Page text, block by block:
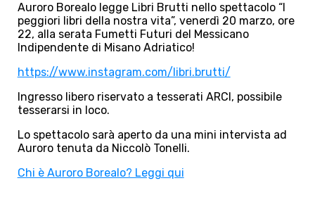
Auroro Borealo legge Libri Brutti nello spettacolo “I
peggiori libri della nostra vita”, venerdì 20 marzo, ore
22, alla serata Fumetti Futuri del Messicano
Indipendente di Misano Adriatico!
https://www.instagram.com/libri.brutti/
Ingresso libero riservato a tesserati ARCI, possibile
tesserarsi in loco.
Lo spettacolo sarà aperto da una mini intervista ad
Auroro tenuta da Niccolò Tonelli.
Chi è Auroro Borealo? Leggi qui